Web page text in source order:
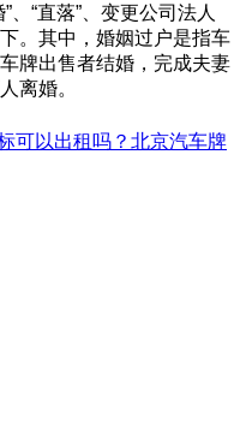
、“直落”、变更公司法人
。其中，婚姻过户是指车
牌出售者结婚，完成夫妻
离婚。
可以出租吗？北京汽车牌